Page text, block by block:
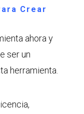
Crear
ahora y
ser un
herramienta.